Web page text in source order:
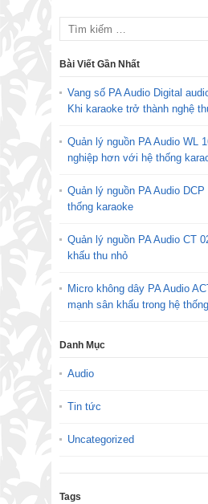
Bài Viết Gần Nhất
Vang số PA Audio Digital
Khi karaoke trở thành nghệ
Quản lý nguồn PA Audio WL
nghiệp hơn với hệ thống
Quản lý nguồn PA Audio
thống karaoke
Quản lý nguồn PA Audio CT
khấu thu nhỏ
Micro không dây PA Audio
mạnh sân khấu trong hệ
Danh Mục
Audio
Tin tức
Uncategorized
Tags